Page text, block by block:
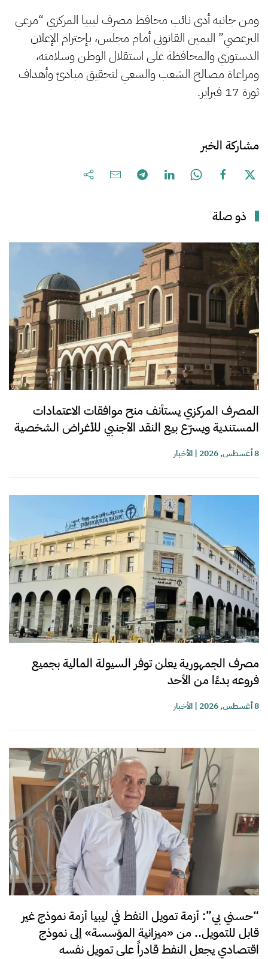
ومن جانبه أدى نائب محافظ مصرف ليبيا المركزي “مرعي
البرعصي” اليمين القانوني أمام مجلس، بإحترام الإعلان
الدستوري والمحافظة على استقلال الوطن وسلامته،
ومراعاة مصالح الشعب والسعي لتحقيق مبادئ وأهداف
ثورة 17 فبراير.
مشاركة الخبر
ذو صلة
المصرف المركزي يستأنف منح موافقات الاعتمادات
المستندية ويسرّع بيع النقد الأجنبي للأغراض الشخصية
8 أغسطس, 2026 |الأخبار
مصرف الجمهورية يعلن توفر السيولة المالية بجميع
فروعه بدءًا من الأحد
8 أغسطس, 2026 |الأخبار
“حسني بي”: أزمة تمويل النفط في ليبيا أزمة نموذج غير
قابل للتمويل.. من «ميزانية المؤسسة» إلى نموذج
اقتصادي يجعل النفط قادراً على تمويل نفسه